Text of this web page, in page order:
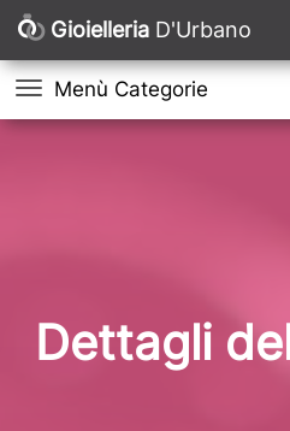
Gioielleria D'Urbano
Menù Categorie
Dettagli